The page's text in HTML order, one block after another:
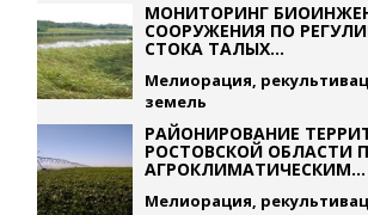
МОНИТОРИНГ
СООРУЖЕНИЯ ПО
СТОКА ТАЛЫХ...
Мелиорация,
земель
РАЙОНИРОВАНИЕ
РОСТОВСКОЙ ОБЛАСТИ
АГРОКЛИМАТИЧЕСКИМ...
Мелиорация,